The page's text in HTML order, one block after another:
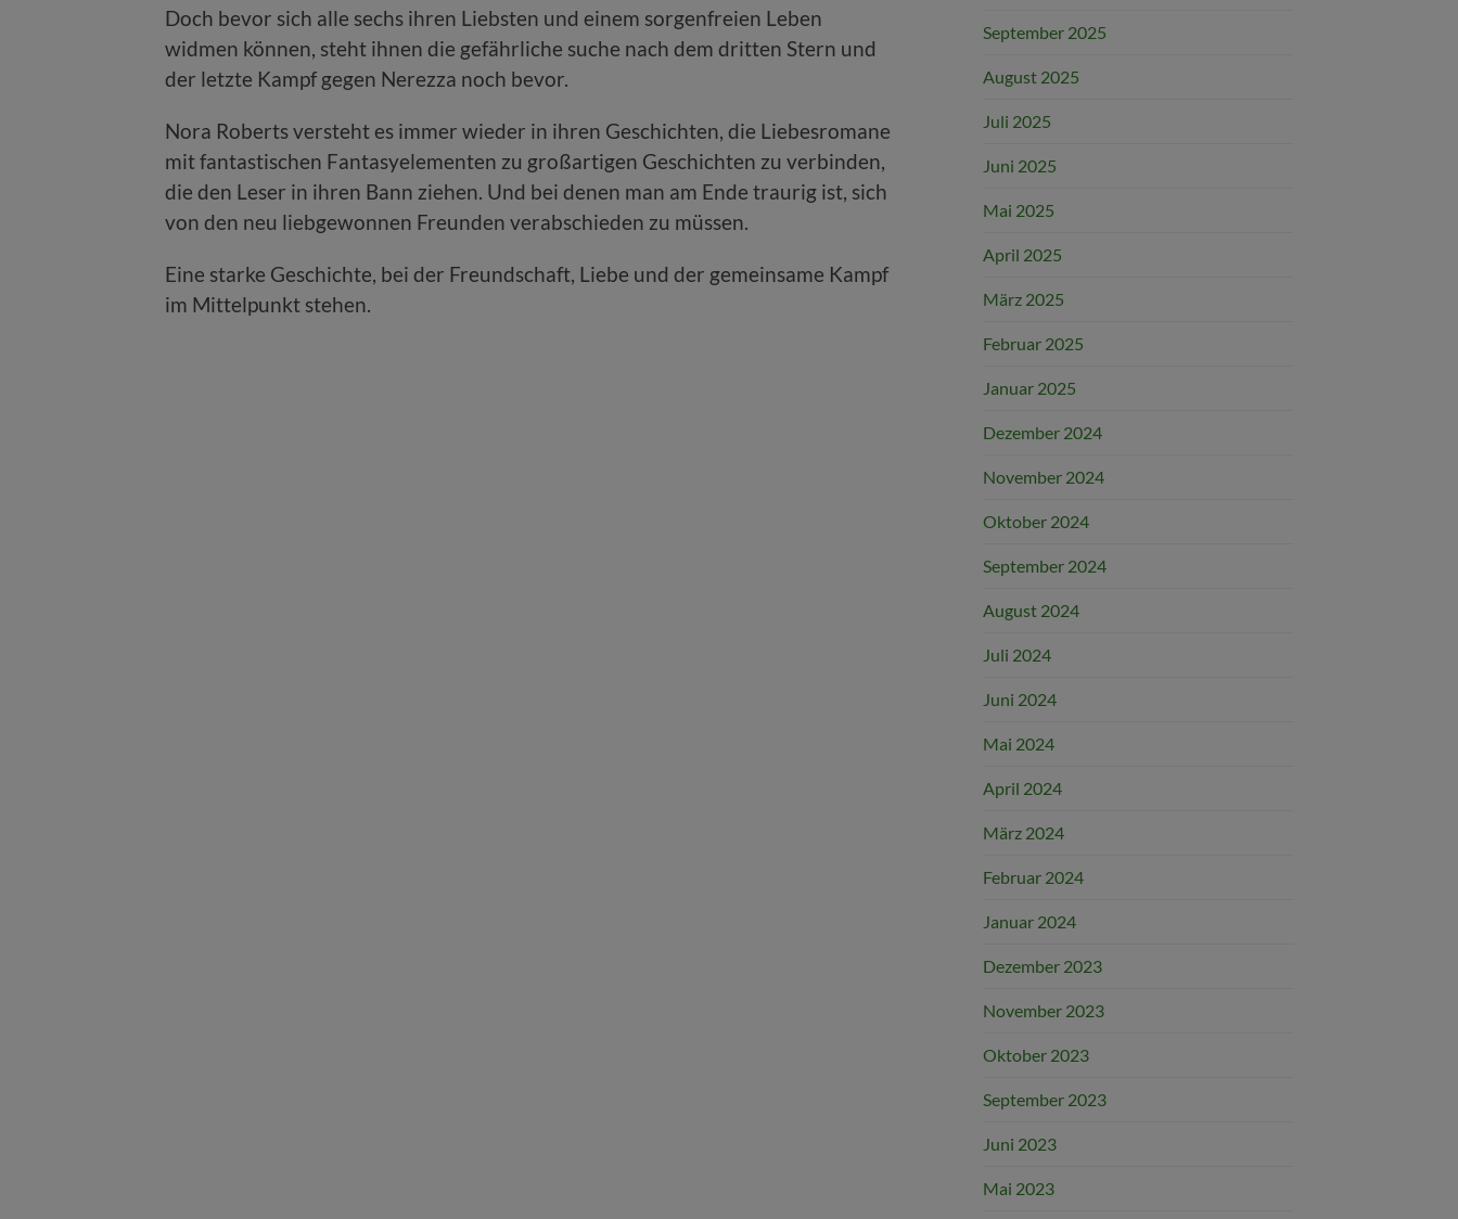
Doch bevor sich alle sechs ihren Liebsten und einem sorgenfreien Leben
widmen können, steht ihnen die gefährliche suche nach dem dritten Stern und
der letzte Kampf gegen Nerezza noch bevor.
Nora Roberts versteht es immer wieder in ihren Geschichten, die Liebesromane
mit fantastischen Fantasyelementen zu großartigen Geschichten zu verbinden,
die den Leser in ihren Bann ziehen. Und bei denen man am Ende traurig ist, sich
von den neu liebgewonnen Freunden verabschieden zu müssen.
Eine starke Geschichte, bei der Freundschaft, Liebe und der gemeinsame Kampf
im Mittelpunkt stehen.
September 2025
August 2025
Juli 2025
Juni 2025
Mai 2025
April 2025
März 2025
Februar 2025
Januar 2025
Dezember 2024
November 2024
Oktober 2024
September 2024
August 2024
Juli 2024
Juni 2024
Mai 2024
April 2024
März 2024
Februar 2024
Januar 2024
Dezember 2023
November 2023
Oktober 2023
September 2023
Juni 2023
Mai 2023